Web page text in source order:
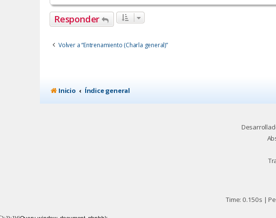
Responder
Volver a “Entrenamiento (Charla general)”
Inicio Índice general
Time: 0.150s |